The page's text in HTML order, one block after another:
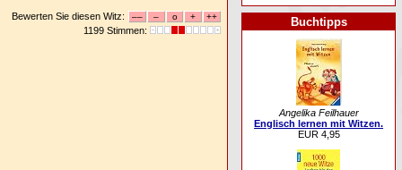
Bewerten Sie diesen Witz:
1199 Stimmen:
Buchtipps
Angelika Feilhauer
Englisch lernen mit Witzen.
EUR 4,95